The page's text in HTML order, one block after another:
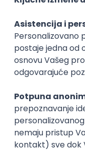
Student 2. godine
Iskustvo sa
Išao sam na
Prijemni nosi 60
opšta kultura i za
za to jer neko
velike pomoći, ali
se tiče kulture od
pripremama, a
znaš to je to.
testove od prošlih
koji mogu da